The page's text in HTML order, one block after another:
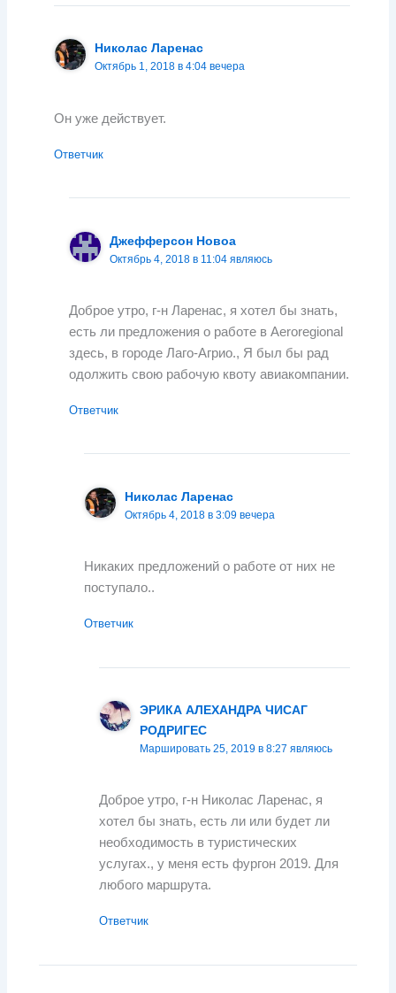
Николас Ларенас
Октябрь 1, 2018 в 4:04 вечера
Он уже действует.
Ответчик
Джефферсон Новоа
Октябрь 4, 2018 в 11:04 являюсь
Доброе утро, г-н Ларенас, я хотел бы знать,
есть ли предложения о работе в Aeroregional
здесь, в городе Лаго-Агрио., Я был бы рад
одолжить свою рабочую квоту авиакомпании.
Ответчик
Николас Ларенас
Октябрь 4, 2018 в 3:09 вечера
Никаких предложений о работе от них не
поступало..
Ответчик
ЭРИКА АЛЕХАНДРА ЧИСАГ
РОДРИГЕС
Маршировать 25, 2019 в 8:27 являюсь
Доброе утро, г-н Николас Ларенас, я
хотел бы знать, есть ли или будет ли
необходимость в туристических
услугах., у меня есть фургон 2019. Для
любого маршрута.
Ответчик